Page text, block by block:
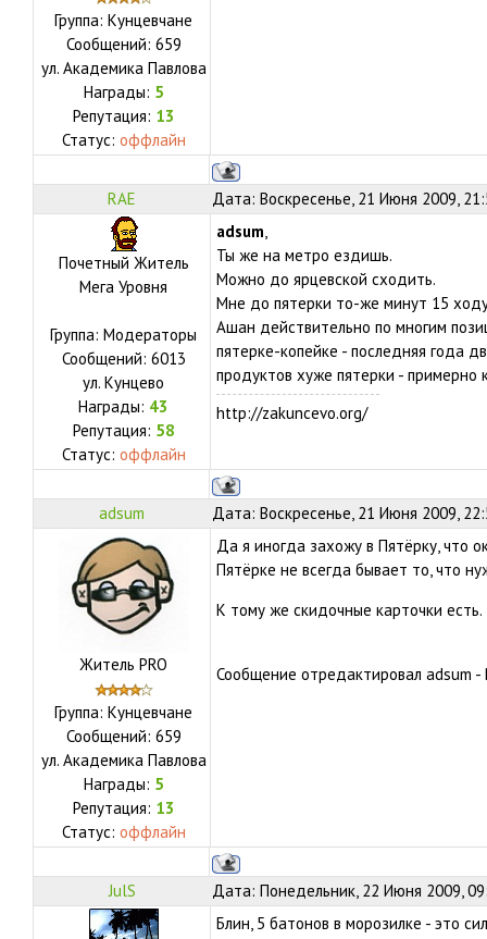
Группа: Кунцевчане
Сообщений: 659
ул. Академика Павлова
Награды: 5
Репутация: 13
Статус: оффлайн
RAE Дата: Воскресенье, 21 Июня 2009,
Почетный Житель
Мега Уровня
Группа: Модераторы
Сообщений: 6013
ул. Кунцево
Награды: 43
Репутация: 58
Статус: оффлайн
adsum,
Ты же на метро ездишь.
Можно до ярцевской сходить.
Мне до пятерки то-же минут 15
Ашан действительно по многим
пятерке-копейке - последняя года
продуктов хуже пятерки - примерно
http://zakuncevo.org/
adsum Дата: Воскресенье, 21 Июня 2009,
Житель PRO
Группа: Кунцевчане
Сообщений: 659
ул. Академика Павлова
Награды: 5
Репутация: 13
Статус: оффлайн
Да я иногда захожу в Пятёрку, что
Пятёрке не всегда бывает то, что
К тому же скидочные карточки есть.
Сообщение отредактировал adsum -
JulS
Дата: Понедельник, 22 Июня 2009,
Блин, 5 батонов в морозилке - это